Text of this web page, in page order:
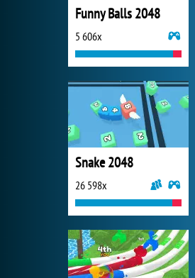
Funny Balls 2048
5 606x
Snake 2048
26 598x